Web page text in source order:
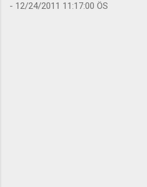
- 12/24/2011 11:17:00 ÖS